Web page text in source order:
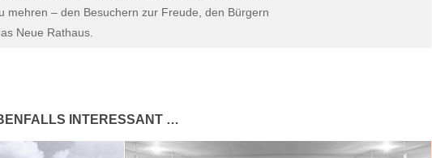
mehren – den Besuchern zur Freude, den Bürgern
Neue Rathaus.
INTERESSANT …